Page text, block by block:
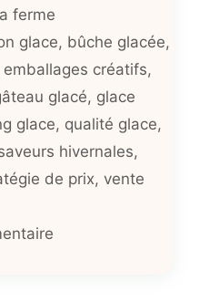
ferme
glace, bûche glacée,
emballages créatifs,
glacé, glace
glace, qualité glace,
hivernales,
de prix, vente